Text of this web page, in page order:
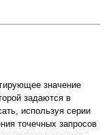
значение
задаются в
используя серии
точечных запросов